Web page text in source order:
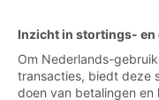
Inzicht in stortings- en
Om Nederlands-
transacties, biedt deze
doen van betalingen